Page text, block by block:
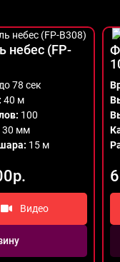
небес (FP-
78 сек
40 м
100
30 мм
15 м
Видео